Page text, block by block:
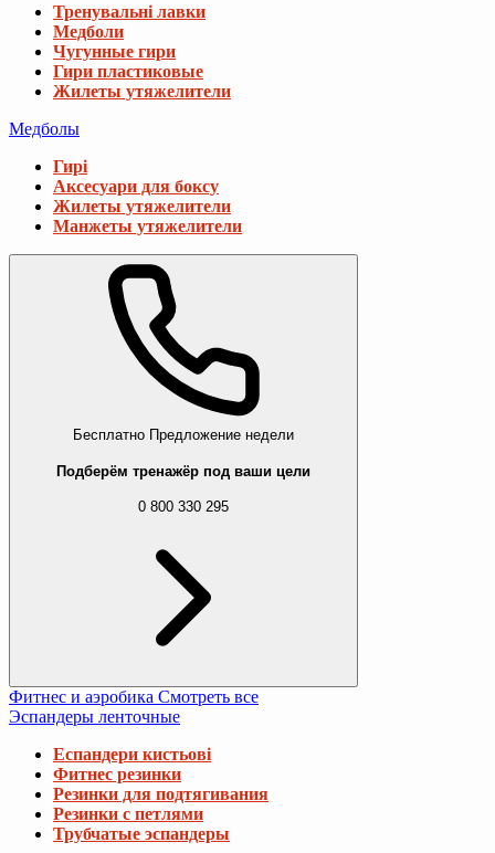
Тренувальні лавки
Медболи
Чугунные гири
Гири пластиковые
Жилеты утяжелители
Медболы
Гирі
Аксесуари для боксу
Жилеты утяжелители
Манжеты утяжелители
Бесплатно Предложение недели
Подберём тренажёр под ваши цели
0 800 330 295
Фитнес и аэробика Смотреть все
Эспандеры ленточные
Еспандери кистьові
Фитнес резинки
Резинки для подтягивания
Резинки с петлями
Трубчатые эспандеры